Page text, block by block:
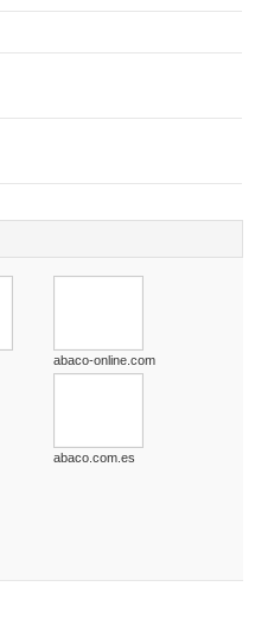
abaco-online.com
abaco.com.es